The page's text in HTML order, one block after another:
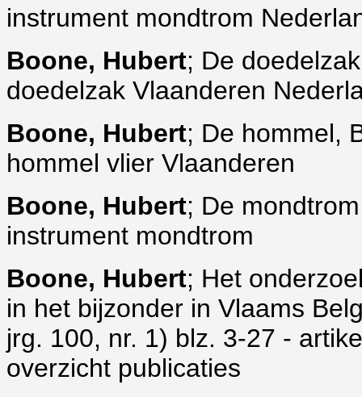
instrument mondtrom
Boone, Hubert; De
doedelzak Vlaanderen
Boone, Hubert; De hommel,
hommel vlier Vlaanderen
Boone, Hubert; De
instrument mondtrom
Boone, Hubert; Het
in het bijzonder in Vlaams
jrg. 100, nr. 1) blz. 3-27 -
overzicht publicaties